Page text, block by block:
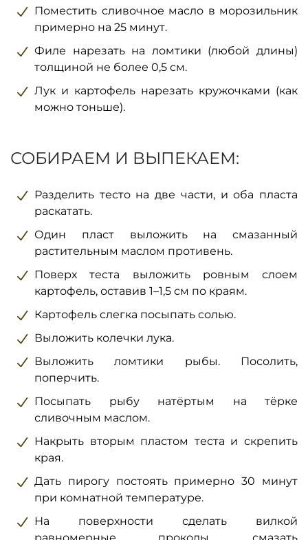
Поместить сливочное масло в морозильник
примерно на 25 минут.
Филе нарезать на ломтики (любой длины)
толщиной не более 0,5 см.
Лук и картофель нарезать кружочками (как
можно тоньше).
СОБИРАЕМ И ВЫПЕКАЕМ:
Разделить тесто на две части, и оба пласта
раскатать.
Один пласт выложить на смазанный
растительным маслом противень.
Поверх теста выложить ровным слоем
картофель, оставив 1–1,5 см по краям.
Картофель слегка посыпать солью.
Выложить колечки лука.
Выложить ломтики рыбы. Посолить,
поперчить.
Посыпать рыбу натёртым на тёрке
сливочным маслом.
Накрыть вторым пластом теста и скрепить
края.
Дать пирогу постоять примерно 30 минут
при комнатной температуре.
На поверхности сделать вилкой